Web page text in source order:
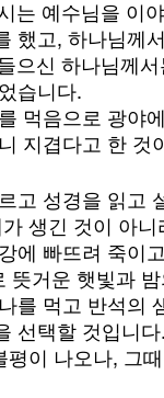
는 예수님을 이
했고, 하나님께
으신 하나님께
습니다.
먹음으로 광야
지겹다고 한 것
고 성경을 읽고
생긴 것이 아
에 빠뜨려 죽이
거운 햇빛과
를 먹고 반석의
선택할 것입니
이 나오나, 그